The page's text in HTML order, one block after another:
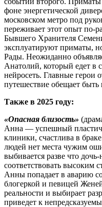
фоне энергетической
московском метро под
переживает этот опыт по-
Бывшего Хранителя
эксплуатируют приматы,
Рады. Неожиданно
Анатолий, который едет в
нейросеть. Главные герои
путешествие обещает быть
Также в 2025 году:
«Опасная близость»
Анна — успешный
клиники, счастлива в
людей нет места чужим
выбивается разве что
соответствовать высоким
Анны попадает в аварию
блогеркой и певицей
реальности и выбирает
приведет к